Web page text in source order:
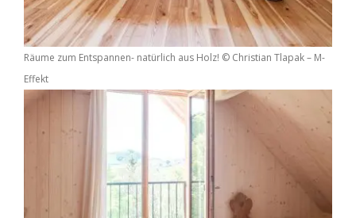
Räume zum Entspannen- natürlich aus Holz! © Christian Tlapak – M-
Effekt